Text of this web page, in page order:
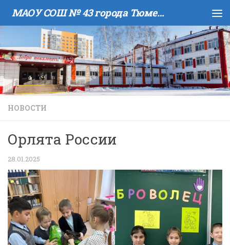
Skip to content МАОУ COШ № 43 города Тюмени имени В.И. Муравленко
НОВОСТИ
Орлята России
28.01.2025